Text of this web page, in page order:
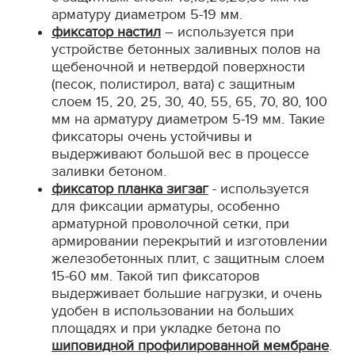
арматуру диаметром 5-19 мм.
фиксатор настил – используется при
устройстве бетонных заливных полов на
щебеночной и нетвердой поверхности
(песок, полистирол, вата) с защитным
слоем 15, 20, 25, 30, 40, 55, 65, 70, 80, 100
мм на арматуру диаметром 5-19 мм. Такие
фиксаторы очень устойчивы и
выдерживают большой вес в процессе
заливки бетоном.
фиксатор планка зигзаг- используется
для фиксации арматуры, особенно
арматурной проволочной сетки, при
армировании перекрытий и изготовлении
железобетонных плит, с защитным слоем
15-60 мм. Такой тип фиксаторов
выдерживает большие нагрузки, и очень
удобен в использовании на больших
площадях и при укладке бетона по
шиповидной профилированной мембране.